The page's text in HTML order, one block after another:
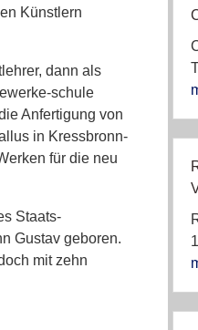
Künstlern
dann als
schule
Anfertigung von
in Kressbronn-
für die neu
Staats-
Gustav geboren.
mit zehn